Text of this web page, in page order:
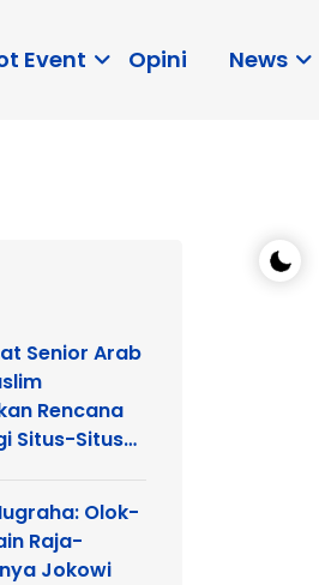
Event Opini News
Senior Arab
Rencana
Situs-Situs
di
Olok-
Raja-
Jokowi